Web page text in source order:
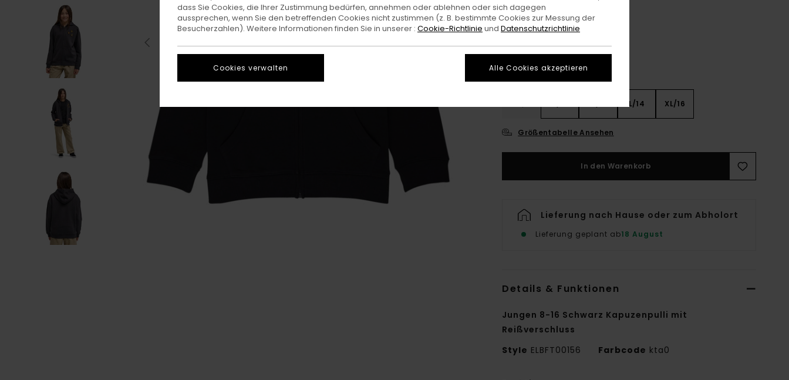
FarbeOff Black
L/14 XL/16
Größentabelle Ansehen
In den Warenkorb
Lieferung nach Hause oder zum Abholort
Lieferung geplant ab18 August
Details & Funktionen
Jungen 8-16 Schwarz Kapuzenpulli mit
Reißverschluss
Style ELBFT00156 Farbcode kta0
dass Sie Cookies, die Ihrer Zustimmung bedürfen, annehmen oder ablehnen oder sich dagegen
aussprechen, wenn Sie den betreffenden Cookies nicht zustimmen (z. B. bestimmte Cookies zur Messung der
Besucherzahlen). Weitere Informationen finden Sie in unserer : Cookie-Richtlinie und Datenschutzrichtlinie
Cookies verwalten Alle Cookies akzeptieren